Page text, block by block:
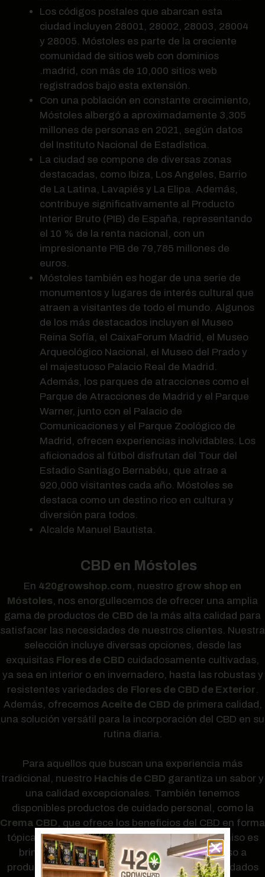
Los códigos postales que abarcan esta
ciudad incluyen 28001, 28002, 28003, 28004
y 28005. Móstoles es parte de la creciente
comunidad de sitios web con dominios
.madrid, con más de 10,000 sitios web
registrados bajo esta extensión.
Con una población en constante crecimiento,
Móstoles albergó a aproximadamente 3,305
millones de personas en 2021, según datos
del Instituto Nacional de Estadística.
La ciudad se compone de diversas zonas
destacadas, como Ibiza, Los Angeles, Barrio
de La Latina, Lavapiés y La Elipa. Además,
contribuye significativamente al Producto
Interior Bruto (PIB) de España, representando
el 10 % de la renta nacional, con un
impresionante PIB de 79,785 millones de
euros.
Móstoles también es hogar de una serie de
monumentos y lugares de interés cultural que
atraen a visitantes de todo el mundo. Algunos
de los más destacados incluyen el Museo
Reina Sofía, el CaixaForum Madrid, el Museo
Arqueológico Nacional, el Museo del Prado y
el majestuoso Palacio Real de Madrid.
Además, los parques de atracciones como el
Parque de Atracciones de Madrid y el Parque
Warner, junto con el Palacio de
Comunicaciones y el Parque Zoológico de
Madrid, ofrecen experiencias inolvidables. Los
aficionados al fútbol disfrutan del Tour del
Estadio Santiago Bernabéu, que atrae a
920,000 visitantes cada año. Móstoles se
destaca como un destino rico en cultura y
diversión para todos.
Alcalde Manuel Bautista.
CBD en Móstoles
En 420growshop.com , nuestro grow shop en
Móstoles , nos enorgullecemos de ofrecer una amplia
gama de productos de CBD de la más alta calidad para
satisfacer las necesidades de nuestros clientes. Nuestra
selección incluye diversas opciones, desde las
exquisitas Flores de CBD cuidadosamente cultivadas,
ya sea en interior o en invernadero, hasta las robustas y
resistentes variedades de Flores de CBD de Exterior
Además, ofrecemos Aceite de CBD de primera calidad,
una solución versátil para la incorporación del CBD en su
rutina diaria.
Para aquellos que buscan una experiencia más
tradicional, nuestro Hachís de CBD garantiza un sabor y
una calidad excepcionales. También tenemos
disponibles productos de cuidado personal, como la
Crema CBD, que ofrece los beneficios del CBD en forma
tópica. En 420growshop.com, nuestro compromiso es
brindar a nuestros clientes en Móstoles acceso a
productos de CBD de la más alta calidad, respaldados